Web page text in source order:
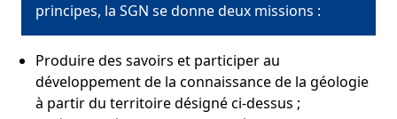
principes, la SGN se donne deux missions :
Produire des savoirs et participer au
développement de la connaissance de la géologie
à partir du territoire désigné ci-dessus ;